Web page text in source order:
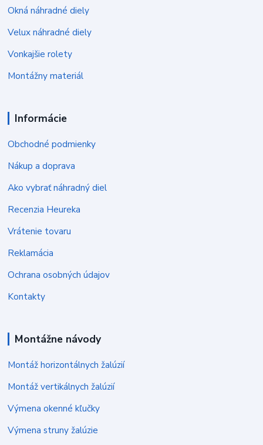
Okná náhradné diely
Velux náhradné diely
Vonkajšie rolety
Montážny materiál
Informácie
Obchodné podmienky
Nákup a doprava
Ako vybrať náhradný diel
Recenzia Heureka
Vrátenie tovaru
Reklamácia
Ochrana osobných údajov
Kontakty
Montážne návody
Montáž horizontálnych žalúzií
Montáž vertikálnych žalúzií
Výmena okenné kľučky
Výmena struny žalúzie